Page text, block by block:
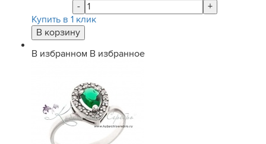
-
+
Купить в 1 клик
В избранном В избранное